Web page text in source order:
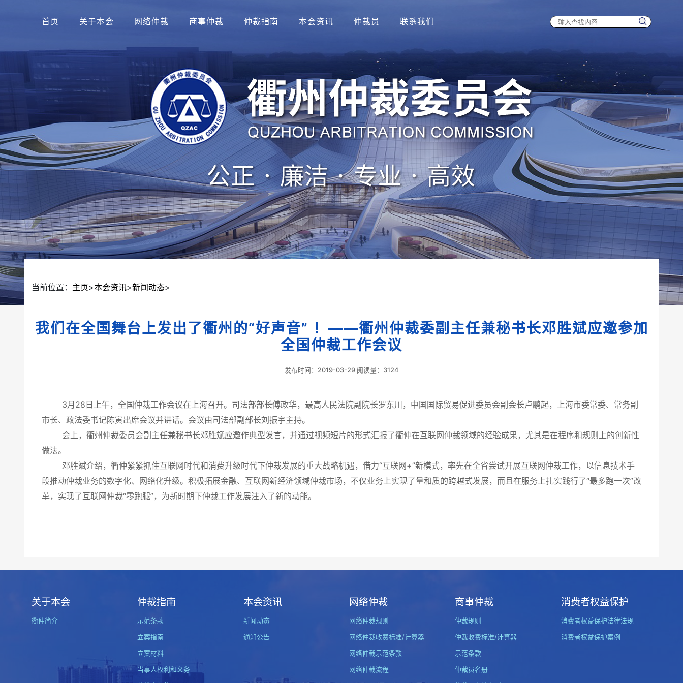
首页 关于本会 网络仲裁 商事仲裁 仲裁指南 本会资讯 仲裁员 联系我们
当前位置： 主页>本会资讯>新闻动态>
我们在全国舞台上发出了衢州的“好声音” ！——衢州仲裁委副主任兼秘书长邓胜斌应邀参加
全国仲裁工作会议
发布时间：2019-03-29 阅读量：3124
3月28日上午，全国仲裁工作会议在上海召开。司法部部长傅政华，最高人民法院副院长罗东川，中国国际贸易促进委员会副会长卢鹏起，上海市委常委、常务副
市长、政法委书记陈寅出席会议并讲话。会议由司法部副部长刘振宇主持。
会上，衢州仲裁委员会副主任兼秘书长邓胜斌应邀作典型发言，并通过视频短片的形式汇报了衢仲在互联网仲裁领域的经验成果，尤其是在程序和规则上的创新性
做法。
邓胜斌介绍，衢仲紧紧抓住互联网时代和消费升级时代下仲裁发展的重大战略机遇，借力“互联网+”新模式，率先在全省尝试开展互联网仲裁工作，以信息技术手
段推动仲裁业务的数字化、网络化升级。积极拓展金融、互联网新经济领域仲裁市场，不仅业务上实现了量和质的跨越式发展，而且在服务上扎实践行了“最多跑一次”改
革，实现了互联网仲裁“零跑腿”，为新时期下仲裁工作发展注入了新的动能。
关于本会
衢仲简介
仲裁指南
示范条款
立案指南
立案材料
当事人权利和义务
本会资讯
新闻动态
通知公告
网络仲裁
网络仲裁规则
网络仲裁收费标准/计算器
网络仲裁示范条款
网络仲裁流程
商事仲裁
仲裁规则
仲裁收费标准/计算器
示范条款
仲裁员名册
消费者权益保护
消费者权益保护法律法规
消费者权益保护案例